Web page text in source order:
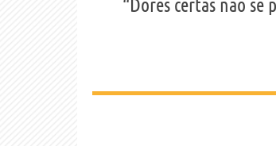
“Dores certas não se